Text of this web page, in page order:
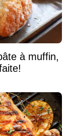
à muffin,